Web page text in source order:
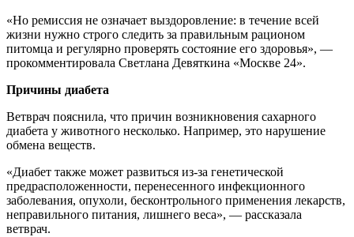
«Но ремиссия не означает выздоровление: в течение всей
жизни нужно строго следить за правильным рационом
питомца и регулярно проверять состояние его здоровья», —
прокомментировала Светлана Девяткина «Москве 24».
Причины диабета
Ветврач пояснила, что причин возникновения сахарного
диабета у животного несколько. Например, это нарушение
обмена веществ.
«Диабет также может развиться из-за генетической
предрасположенности, перенесенного инфекционного
заболевания, опухоли, бесконтрольного применения лекарств,
неправильного питания, лишнего веса», — рассказала
ветврач.